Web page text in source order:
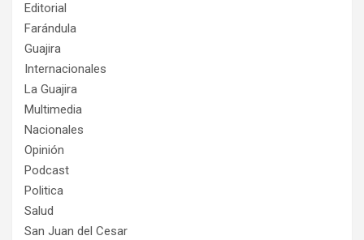
Editorial
Farándula
Guajira
Internacionales
La Guajira
Multimedia
Nacionales
Opinión
Podcast
Politica
Salud
San Juan del Cesar